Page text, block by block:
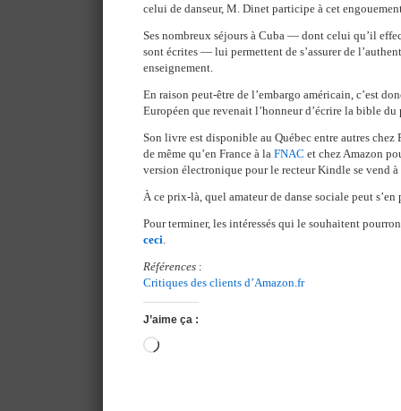
celui de danseur, M. Dinet participe à cet
Ses nombreux séjours à Cuba — dont celui qu’il
sont écrites — lui permettent de s’assurer de
enseignement.
En raison peut-être de l’embargo américain, c’est
Européen que revenait l’honneur d’écrire la bible du
Son livre est disponible au Québec entre autres
de même qu’en France à la FNAC et chez Amazon
version électronique pour le recteur Kindle se vend à
À ce prix-là, quel amateur de danse sociale peut s’en
Pour terminer, les intéressés qui le souhaitent
ceci
Références :
Critiques des clients d’Amazon.fr
J’aime ça :
Chargement…